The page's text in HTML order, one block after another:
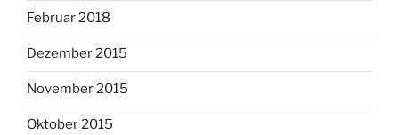
Februar 2018
Dezember 2015
November 2015
Oktober 2015